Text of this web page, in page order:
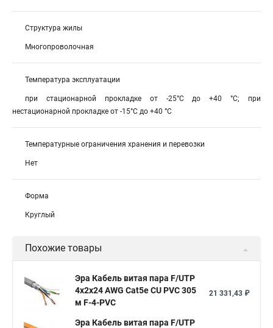
Структура жилы
Многопроволочная
Температура эксплуатации
при стационарной прокладке от -25°С до +40 °С; при
нестационарной прокладке от -15°С до +40 °С
Температурные ограничения хранения и перевозки
Нет
Форма
Круглый
Похожие товары
Эра Кабель витая пара F/UTP
4x2x24 AWG Cat5e CU PVC 305
м F-4-PVC
21 331,43 ₽
Эра Кабель витая пара F/UTP